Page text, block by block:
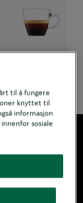
til å fungere
knyttet til
informasjon
sosiale